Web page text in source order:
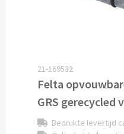
Notitieboekjes bedrukken
Notitieblokken
Schrijfmappen bedrukken
21-169532
Felta
GRS gerecycled
Bedrukte levertijd